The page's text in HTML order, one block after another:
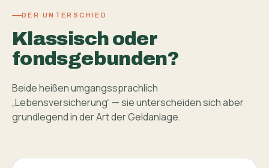
DER UNTERSCHIED
Klassisch oder
fondsgebunden?
Beide heißen umgangssprachlich
„Lebensversicherung“ — sie unterscheiden sich aber
grundlegend in der Art der Geldanlage.